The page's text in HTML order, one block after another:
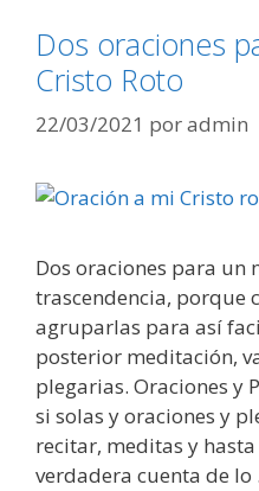
Dos oraciones
Cristo Roto
22/03/2021 poradmin
Dos oraciones para un
trascendencia, porque
agruparlas para así
posterior meditación,
plegarias. Oraciones y
si solas y oraciones y
recitar, meditas y hasta
verdadera cuenta de lo